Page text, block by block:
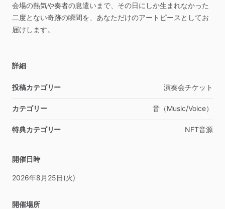
会場の熱気や奏者の息遣いまで、その日にしか生まれなかった
二度とない奇跡の瞬間を、あなただけのアートピースとしてお
届けします。
詳細
投稿カテゴリー 演奏会チケット
カテゴリー 音（Music​/​Voice）
特典カテゴリー NFT音源
開催日時
2026年8月25日(火)
開催場所